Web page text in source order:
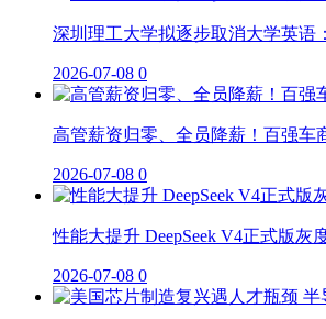
深圳理工大学拟逐步取消大学英语
2026-07-08 0
高管薪资归零、全员降薪！百强车
2026-07-08 0
性能大提升 DeepSeek V4正式版灰
2026-07-08 0